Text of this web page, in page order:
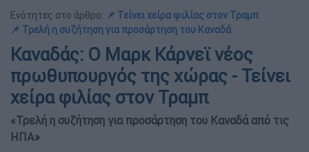
Ενότητες στο άρθρο: 📌 Τείνει χείρα φιλίας στον Τραμπ
📌 Τρελή η συζήτηση για προσάρτηση του Καναδά
Καναδάς: Ο Μαρκ Κάρνεϊ νέος
πρωθυπουργός της χώρας - Τείνει
χείρα φιλίας στον Τραμπ
«Τρελή η συζήτηση για προσάρτηση του Καναδά από τις
ΗΠΑ»